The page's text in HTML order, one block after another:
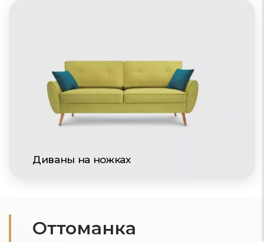
Диваны на ножках
Оттоманка